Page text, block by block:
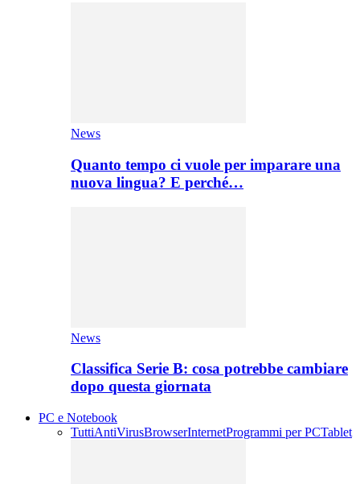
News
Quanto tempo ci vuole per imparare una
nuova lingua? E perché…
News
Classifica Serie B: cosa potrebbe cambiare
dopo questa giornata
PC e Notebook
TuttiAntiVirusBrowserInternetProgrammi per PCTablet